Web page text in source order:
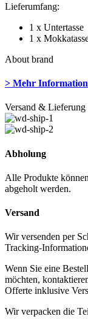
Lieferumfang:
1 x Untertasse
1 x
About brand
> Mehr
Versand & Lieferung
Abholung
Alle Produkte
abgeholt werden.
Versand
Wir versenden per
Tracking-
Wenn Sie eine
möchten,
Offerte inklusive
Wir verpacken die